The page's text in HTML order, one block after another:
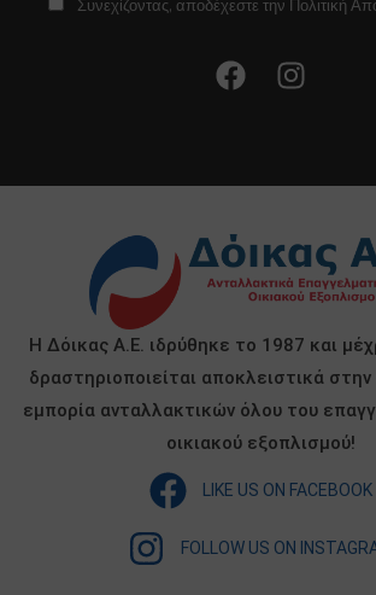
Συνεχίζοντας, αποδέχεστε την Πολιτική
Η Δόικας Α.Ε. ιδρύθηκε το 1987 και
δραστηριοποιείται αποκλειστικά
εμπορία ανταλλακτικών όλου του
οικιακού εξοπλισμού!
LIKE US ON FACEBOOK
FOLLOW US ON